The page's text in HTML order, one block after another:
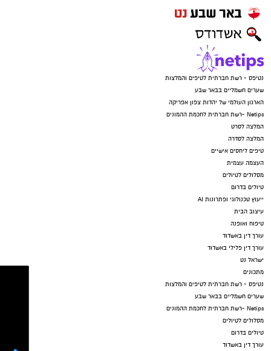
נטיפס - רשת חברתית לטיפים והמלצות
שערים חשמליים בבאר שבע
הארגון העולמי של יהדות צפון אפריקה
Netips -רשת חברתית לחכמת ההמונים
המלצה לסרט
המלצה לסדרה
טיפים ליחסים אישיים
העצמה עצמית
מסלולים לטיולים
טיולים בדרום
ייעוץ טכנולוגי ופתרונות AI
עיצוב הבית
טיפוח ואופנה
עורך דין באשדוד
עורך דין פלילי באשדוד
ישראל נט
מתכונים
נטיפס - רשת חברתית לטיפים והמלצות
שערים חשמליים בבאר שבע
Netips -רשת חברתית לחכמת ההמונים
מסלולים לטיולים
טיולים בדרום
עורך דין באשדוד